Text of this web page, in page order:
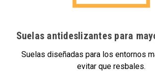
Suelas antideslizantes para
Suelas diseñadas para los entornos
evitar que resbales.